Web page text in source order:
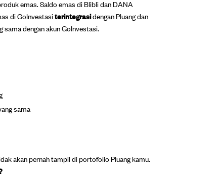
emas. Saldo emas di Blibli dan DANA
di GoInvestasiterintegrasidengan Pluang dan
sama dengan akun GoInvestasi.
sama
akan pernah tampil di portofolio Pluang kamu.